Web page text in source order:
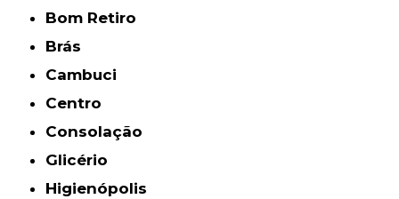
Bom Retiro
Brás
Cambuci
Centro
Consolação
Glicério
Higienópolis